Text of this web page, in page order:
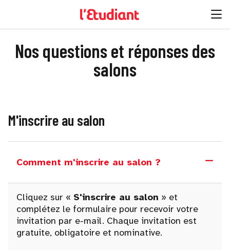
Nos questions et réponses des
salons
M'inscrire au salon
Comment m'inscrire au salon ?
Cliquez sur « S'inscrire au salon » et
complétez le formulaire pour recevoir votre
invitation par e-mail. Chaque invitation est
gratuite, obligatoire et nominative.